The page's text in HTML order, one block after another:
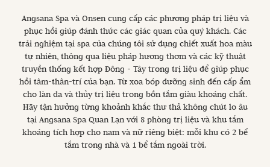
Angsana Spa và Onsen cung cấp các phương pháp trị liệu và
phục hồi giúp đánh thức các giác quan của quý khách. Các
trải nghiệm tại spa của chúng tôi sử dụng chiết xuất hoa màu
tự nhiên, thông qua liệu pháp hương thơm và các kỹ thuật
truyền thống kết hợp Đông - Tây trong trị liệu để giúp phục
hồi tâm-thân-trí của bạn. Từ xoa bóp dưỡng sinh đến cấp ẩm
cho làn da và thủy trị liệu trong bồn tắm giàu khoáng chất.
Hãy tận hưởng từng khoảnh khắc thư thả không chút lo âu
tại Angsana Spa Quan Lạn với 8 phòng trị liệu và khu tắm
khoáng tích hợp cho nam và nữ riêng biệt: mỗi khu có 2 bể
tắm trong nhà và 1 bể tắm ngoài trời.